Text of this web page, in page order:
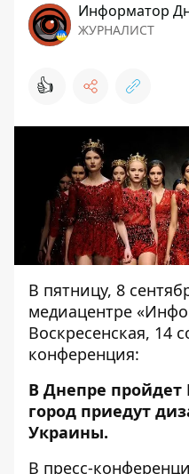
Информатор
ЖУРНАЛИСТ
👍
В пятницу, 8
медиацентре
Воскресенская, 14
конференция:
В Днепре пройдет
город приедут
Украины.
В пресс-